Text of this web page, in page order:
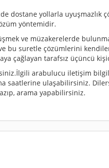
dostane yollarla uyuşmazlık
yöntemidir.
ve müzakerelerde
bu suretle çözümlerini
çağlayan tarafsız üçüncü
arabulucu iletişim
saatlerine ulaşabilirsiniz.
arama yapabilirsiniz.